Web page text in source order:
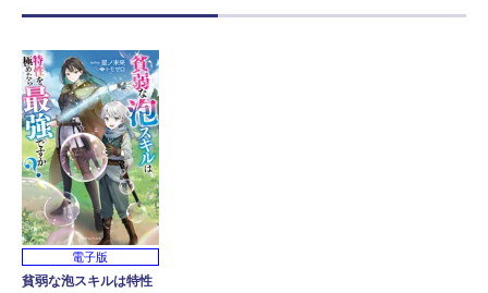
電子版
貧弱な泡スキルは特性